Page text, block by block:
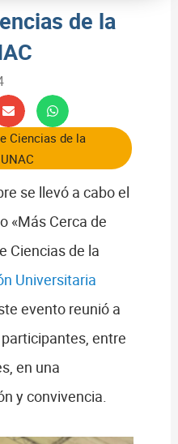
de la
Ciencias de la
UNAC
se llevó a cabo el
«Más Cerca de
Ciencias de la
Universitaria
evento reunió a
entre
en una
y convivencia.